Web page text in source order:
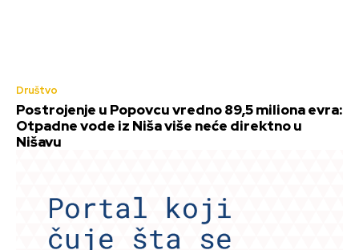
Društvo
Postrojenje u Popovcu vredno 89,5 miliona evra:
Otpadne vode iz Niša više neće direktno u
Nišavu